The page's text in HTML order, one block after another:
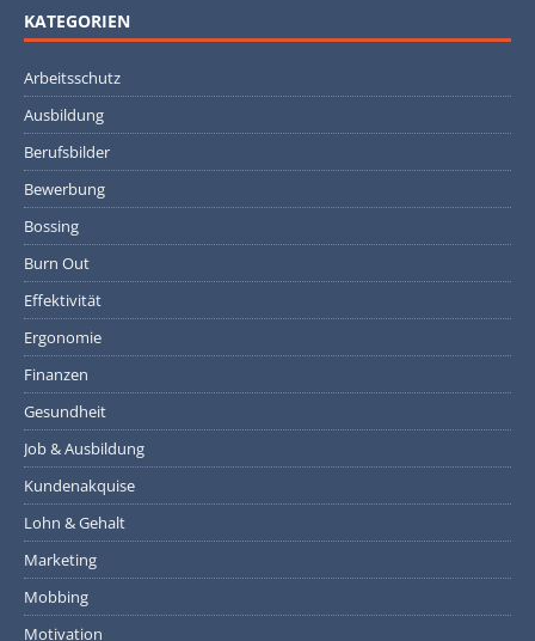
KATEGORIEN
Arbeitsschutz
Ausbildung
Berufsbilder
Bewerbung
Bossing
Burn Out
Effektivität
Ergonomie
Finanzen
Gesundheit
Job & Ausbildung
Kundenakquise
Lohn & Gehalt
Marketing
Mobbing
Motivation